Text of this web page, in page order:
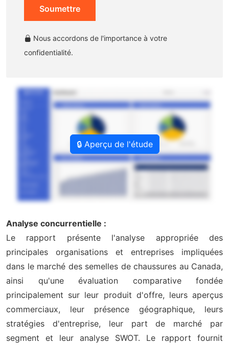
Soumettre
Nous accordons de l'importance à votre
confidentialité.
🔒 Aperçu de l'étude
Analyse concurrentielle :
Le rapport présente l'analyse appropriée des
principales organisations et entreprises impliquées
dans le marché des semelles de chaussures au Canada,
ainsi qu'une évaluation comparative fondée
principalement sur leur produit d'offre, leurs aperçus
commerciaux, leur présence géographique, leurs
stratégies d'entreprise, leur part de marché par
segment et leur analyse SWOT. Le rapport fournit